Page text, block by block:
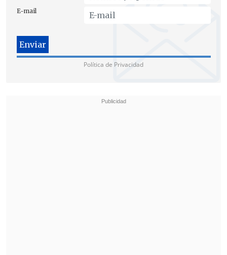
E-mail
Política de Privacidad